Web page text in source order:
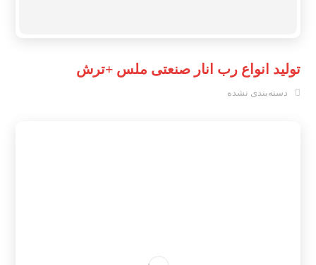
تولید انواع رب انار صنعتی ملس +ترش
دسته‌بندی نشده